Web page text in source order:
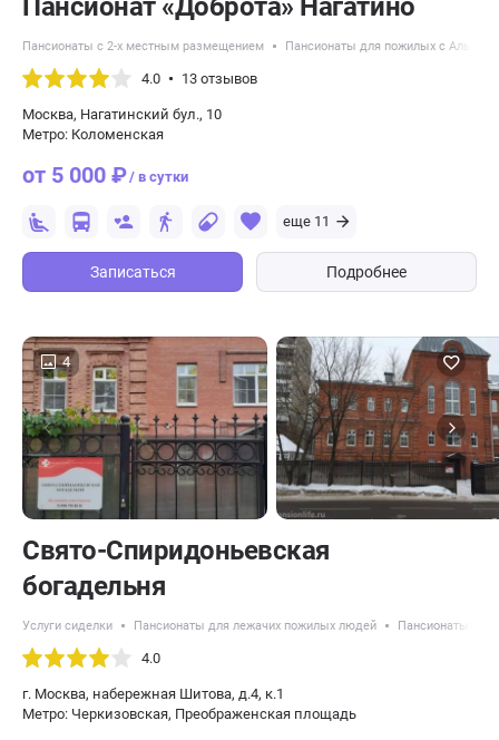
Пансионат «Доброта» Нагатино
Пансионаты с 2-х местным размещением Пансионаты для пожилых с
4.0 13 отзывов
Москва, Нагатинский бул., 10
Метро: Коломенская
от 5 000 ₽/ в сутки
еще 11
Записаться Подробнее
4
Свято-Спиридоньевская
богадельня
Услуги сиделки Пансионаты для лежачих пожилых людей Пансионаты с
4.0
г. Москва, набережная Шитова, д.4, к.1
Метро: Черкизовская, Преображенская площадь